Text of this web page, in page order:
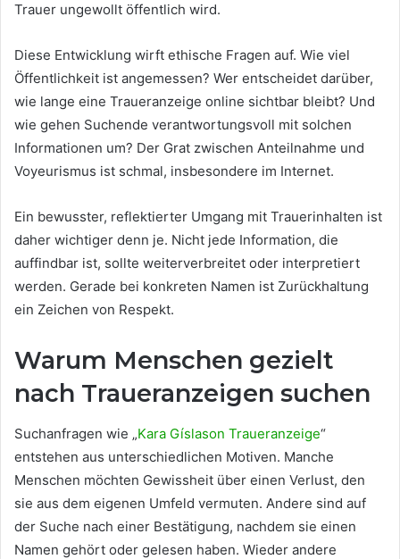
Trauer ungewollt öffentlich wird.
Diese Entwicklung wirft ethische Fragen auf. Wie viel
Öffentlichkeit ist angemessen? Wer entscheidet darüber,
wie lange eine Traueranzeige online sichtbar bleibt? Und
wie gehen Suchende verantwortungsvoll mit solchen
Informationen um? Der Grat zwischen Anteilnahme und
Voyeurismus ist schmal, insbesondere im Internet.
Ein bewusster, reflektierter Umgang mit Trauerinhalten ist
daher wichtiger denn je. Nicht jede Information, die
auffindbar ist, sollte weiterverbreitet oder interpretiert
werden. Gerade bei konkreten Namen ist Zurückhaltung
ein Zeichen von Respekt.
Warum Menschen gezielt
nach Traueranzeigen suchen
Suchanfragen wie „Kara Gíslason Traueranzeige“
entstehen aus unterschiedlichen Motiven. Manche
Menschen möchten Gewissheit über einen Verlust, den
sie aus dem eigenen Umfeld vermuten. Andere sind auf
der Suche nach einer Bestätigung, nachdem sie einen
Namen gehört oder gelesen haben. Wieder andere